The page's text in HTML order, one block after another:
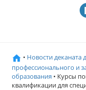
• Новости деканата
профессионального и
образования • Курсы
квалификации для